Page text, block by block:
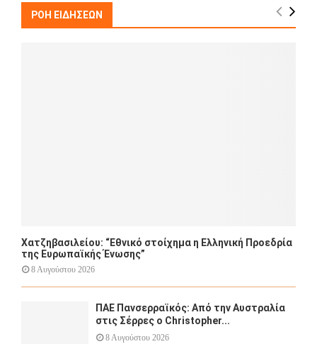
f
A
ΡΟΗ ΕΙΔΗΣΕΩΝ
Χατζηβασιλείου: “Εθνικό στοίχημα η Ελληνική Προεδρία
της Ευρωπαϊκής Ένωσης”
8 Αυγούστου 2026
ΠΑΕ Πανσερραϊκός: Από την Αυστραλία
στις Σέρρες ο Christopher...
8 Αυγούστου 2026